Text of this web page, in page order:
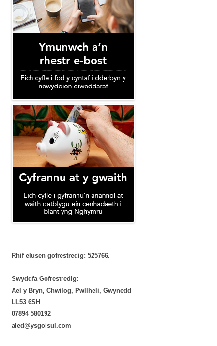
Rhif elusen gofrestredig: 525766.
Swyddfa Gofrestredig:
Ael y Bryn, Chwilog, Pwllheli, Gwynedd
LL53 6SH
‭07894 580192‬
aled@ysgolsul.com